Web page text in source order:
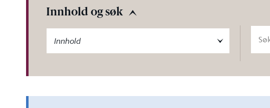
Innhold og søk
Innhold